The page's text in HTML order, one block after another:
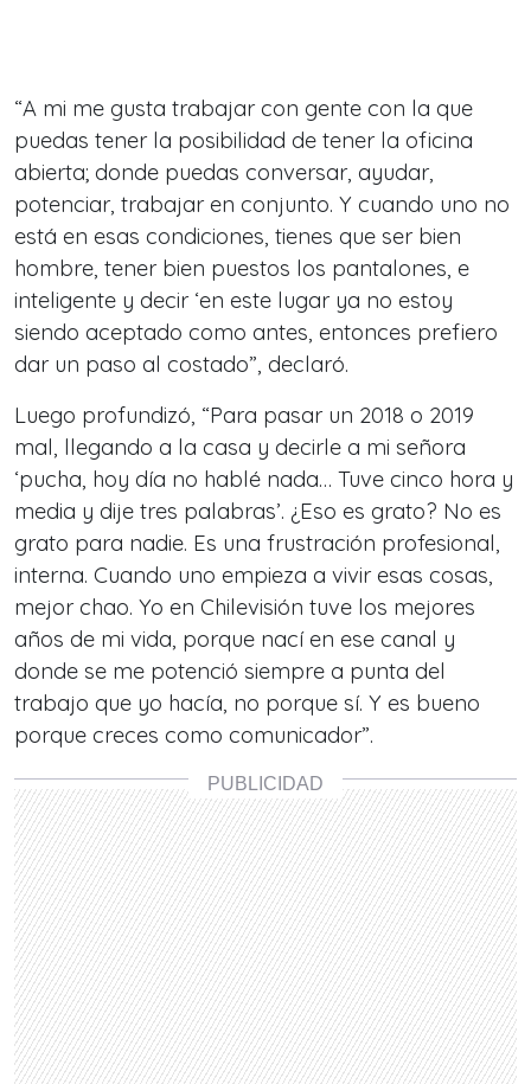
“A mi me gusta trabajar con gente con la que
puedas tener la posibilidad de tener la oficina
abierta; donde puedas conversar, ayudar,
potenciar, trabajar en conjunto. Y cuando uno no
está en esas condiciones, tienes que ser bien
hombre, tener bien puestos los pantalones, e
inteligente y decir ‘en este lugar ya no estoy
siendo aceptado como antes, entonces prefiero
dar un paso al costado”, declaró.
Luego profundizó, “Para pasar un 2018 o 2019
mal, llegando a la casa y decirle a mi señora
‘pucha, hoy día no hablé nada… Tuve cinco hora y
media y dije tres palabras’. ¿Eso es grato? No es
grato para nadie. Es una frustración profesional,
interna. Cuando uno empieza a vivir esas cosas,
mejor chao. Yo en Chilevisión tuve los mejores
años de mi vida, porque nací en ese canal y
donde se me potenció siempre a punta del
trabajo que yo hacía, no porque sí. Y es bueno
porque creces como comunicador”.